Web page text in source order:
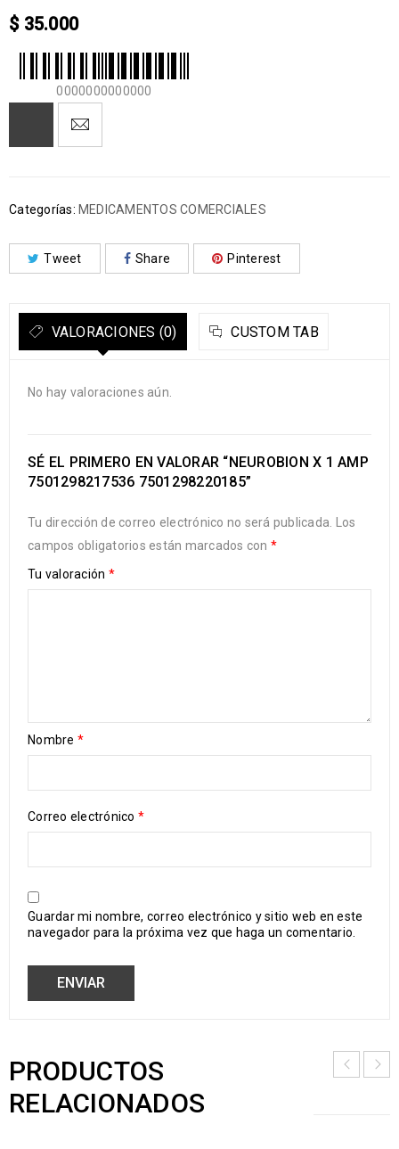
$35.000
0000000000000
Categorías: MEDICAMENTOS COMERCIALES
Tweet Share Pinterest
VALORACIONES (0) CUSTOM TAB
No hay valoraciones aún.
SÉ EL PRIMERO EN VALORAR “NEUROBION X 1 AMP
7501298217536 7501298220185”
Tu dirección de correo electrónico no será publicada.
Los
campos obligatorios están marcados con *
Tu valoración *
Nombre *
Correo electrónico *
Guardar mi nombre, correo electrónico y sitio web en este
navegador para la próxima vez que haga un comentario.
PRODUCTOS
RELACIONADOS